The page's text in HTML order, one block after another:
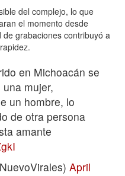
del complejo, lo que
el momento desde
grabaciones contribuyó a
en Michoacán se
mujer,
un hombre, lo
de otra persona
amante
April